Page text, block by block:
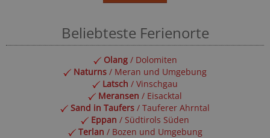
Beliebteste Ferienorte
Olang/ Dolomiten
Naturns / Meran und Umgebung
Latsch / Vinschgau
Meransen / Eisacktal
Sand in Taufers / Tauferer Ahrntal
Eppan / Südtirols Süden
Terlan / Bozen und Umgebung